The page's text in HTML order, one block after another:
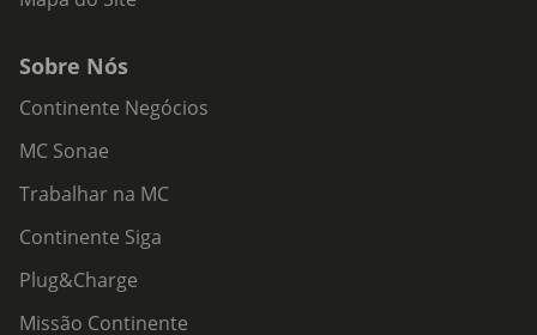
Sobre Nós
Continente Negócios
MC Sonae
Trabalhar na MC
Continente Siga
Plug&Charge
Missão Continente